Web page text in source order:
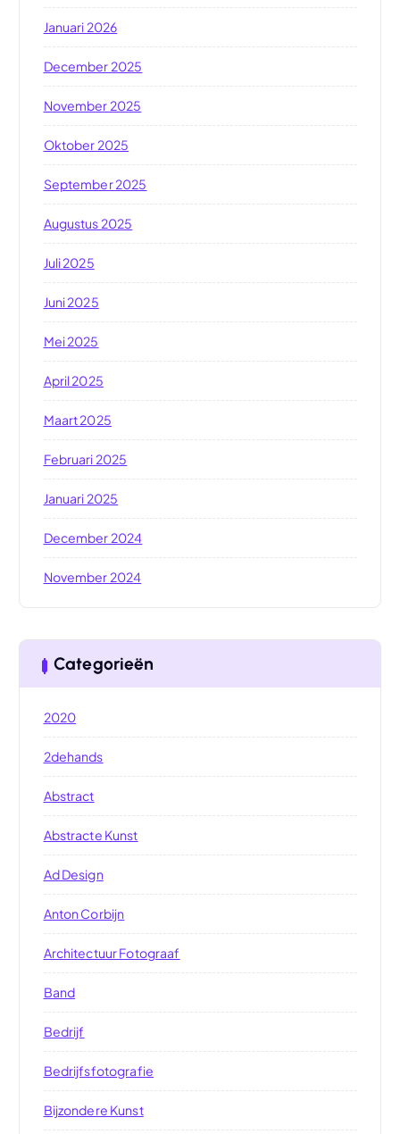
Januari 2026
December 2025
November 2025
Oktober 2025
September 2025
Augustus 2025
Juli 2025
Juni 2025
Mei 2025
April 2025
Maart 2025
Februari 2025
Januari 2025
December 2024
November 2024
Categorieën
2020
2dehands
Abstract
Abstracte Kunst
Ad Design
Anton Corbijn
Architectuur Fotograaf
Band
Bedrijf
Bedrijfsfotografie
Bijzondere Kunst